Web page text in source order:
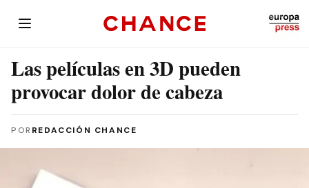
Las películas en 3D pueden
provocar dolor de cabeza
POR REDACCIÓN CHANCE